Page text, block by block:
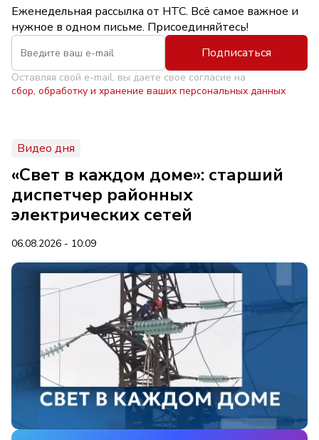
Еженедельная рассылка от НТС. Всё самое важное и
нужное в одном письме. Присоединяйтесь!
Подписаться
Оставляя свой e-mail, вы даете свое согласие на
сбор, обработку и хранение ваших персональных данных
Видео дня
«Свет в каждом доме»: старший
диспетчер районных
электрических сетей
06.08.2026 - 10:09